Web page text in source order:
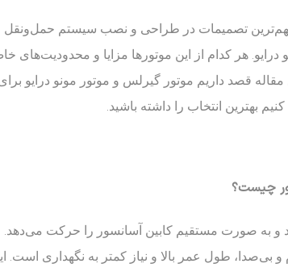
مهم‌ترین تصمیمات در طراحی و نصب سیستم
هر کدام از این موتور‌ها مزایا و محدودیت‌های
قصد داریم موتور گیرلس و موتور مونو درایو برای
بهترین انتخاب را داشته باشید.
چیست؟
و به صورت مستقیم کابین آسانسور را حرکت
طول عمر بالا و نیاز کمتر به نگهداری است.